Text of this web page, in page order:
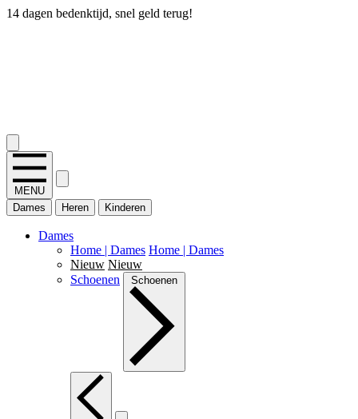
14 dagen bedenktijd, snel geld terug!
MENU
Dames
Heren Kinderen
Dames
Home | Dames Home | Dames
Nieuw Nieuw
Schoenen
Schoenen